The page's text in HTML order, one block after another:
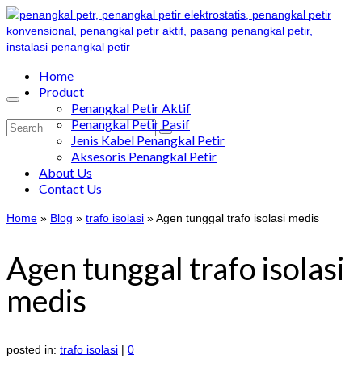
Search
Home
Product
Penangkal Petir Aktif
Penangkal Petir Pasif
Jenis Kabel Penangkal Petir
Aksesoris Penangkal Petir
About Us
Contact Us
Home » Blog » trafo isolasi »Agen tunggal trafo isolasi medis
Agen tunggal trafo isolasi
medis
posted in: trafo isolasi | 0